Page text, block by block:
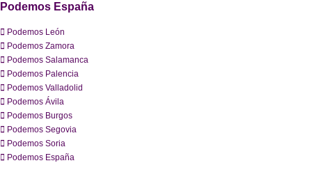
Podemos España
Podemos León
Podemos Zamora
Podemos Salamanca
Podemos Palencia
Podemos Valladolid
Podemos Ávila
Podemos Burgos
Podemos Segovia
Podemos Soria
Podemos España